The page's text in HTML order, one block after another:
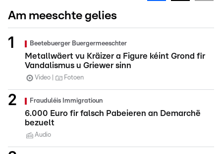
Am meeschte gelies
Beetebuerger Buergermeeschter
Metallwäert vu Kräizer a Figure kéint Grond fir
Vandalismus u Griewer sinn
Video Fotoen
Frauduléis Immigratioun
6.000 Euro fir falsch Pabeieren an Demarchë
bezuelt
Audio